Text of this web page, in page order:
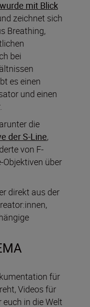
mit Blick
zeichnet sich
Breathing,
bei
es einen
und einen
die
der S-Line,
von F-
Objektiven über
direkt aus der
für
Videos für
in die Welt